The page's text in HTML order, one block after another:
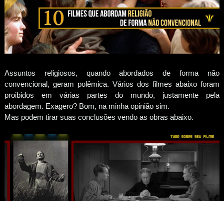
Assuntos religiosos, quando abordados de forma não
convencional, geram polêmica. Vários dos filmes abaixo foram
proibidos em várias partes do mundo, justamente pela
abordagem. Exagero? Bom, na minha opinião sim.
Mas podem tirar suas conclusões vendo as obras abaixo.